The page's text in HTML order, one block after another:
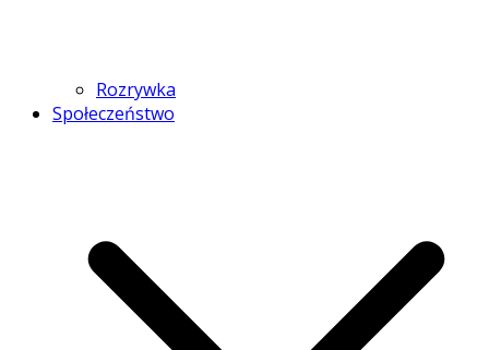
Rozrywka
Społeczeństwo